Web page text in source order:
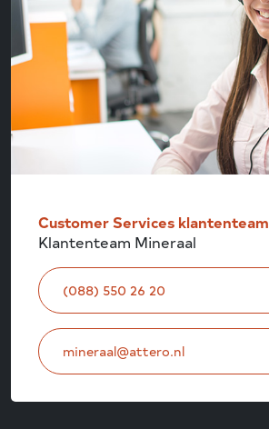
Customer Services klantenteam
Klantenteam Mineraal
(088) 550 26 20
mineraal@attero.nl